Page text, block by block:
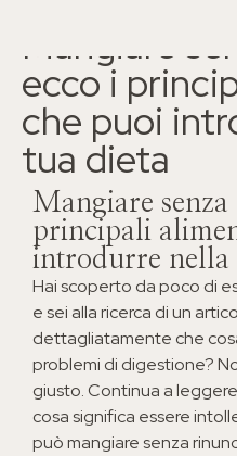
Mangiare
ecco i
che puoi
tua dieta
Mangiare
principali
introdurre nella
Hai scoperto da poco di
e sei alla ricerca di un
dettagliatamente che
problemi di digestione?
giusto. Continua a
cosa significa essere
può mangiare senza